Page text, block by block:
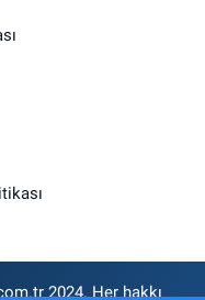
2024. Her hakkı